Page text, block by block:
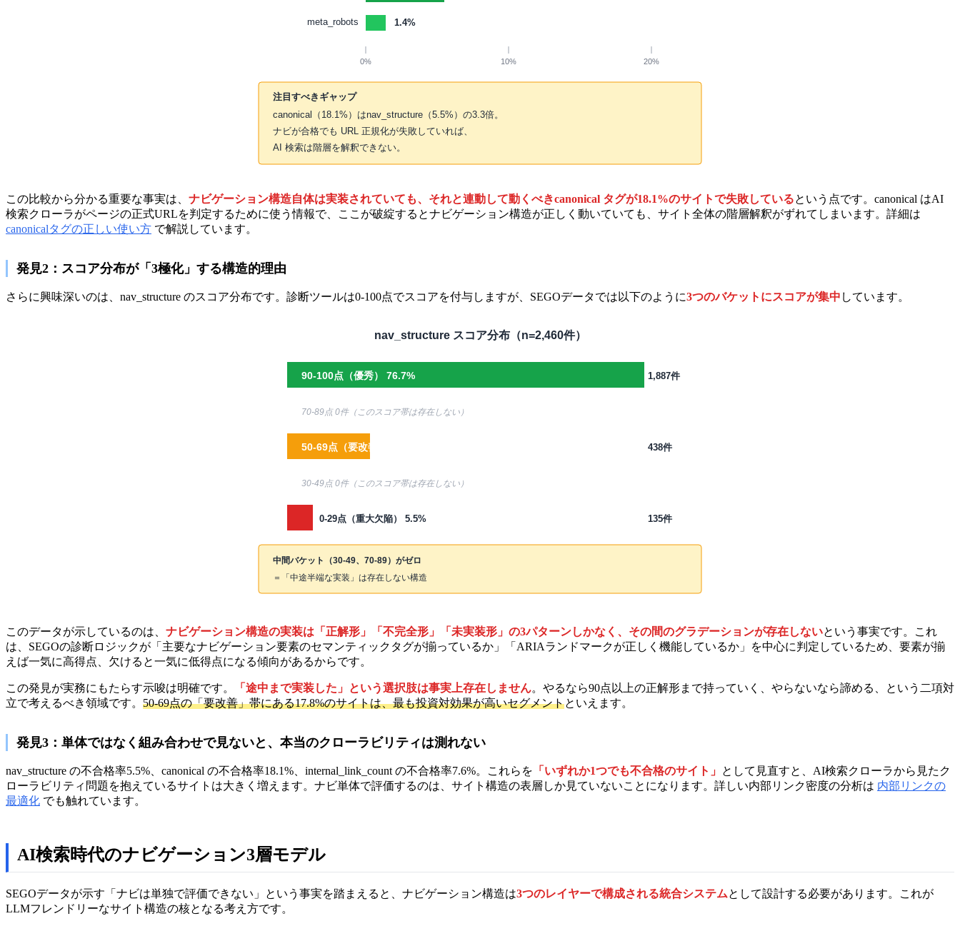
meta_robots 1.4%
0% 10% 20%
注目すべきギャップ
canonical（18.1%）はnav_structure（5.5%）の3.3倍。
ナビが合格でも URL 正規化が失敗していれば、
AI 検索は階層を解釈できない。
この比較から分かる重要な事実は、 ナビゲーション構造自体は実装されていても、それと連動して動くべきcanonical タグが18.1%のサイトで失敗しているという点です。canonical はAI
検索クローラがページの正式URLを判定するために使う情報で、ここが破綻するとナビゲーション構造が正しく動いていても、サイト全体の階層解釈がずれてしまいます。詳細は
canonicalタグの正しい使い方 で解説しています。
発見2：スコア分布が「3極化」する構造的理由
さらに興味深いのは、nav_structure のスコア分布です。診断ツールは0-100点でスコアを付与しますが、SEGOデータでは以下のように3つのバケットにスコアが集中 しています。
nav_structure スコア分布（n=2,460件）
90-100点（優秀） 76.7% 1,887件
70-89点 0件（このスコア帯は存在しない）
438件
30-49点 0件（このスコア帯は存在しない）
0-29点（重大欠陥） 5.5% 135件
中間バケット（30-49、70-89）がゼロ
＝「中途半端な実装」は存在しない構造
このデータが示しているのは、 ナビゲーション構造の実装は「正解形」「不完全形」「未実装形」の3パターンしかなく、その間のグラデーションが存在しないという事実です。これ
は、SEGOの診断ロジックが「主要なナビゲーション要素のセマンティックタグが揃っているか」「ARIAランドマークが正しく機能しているか」を中心に判定しているため、要素が揃
えば一気に高得点、欠けると一気に低得点になる傾向があるからです。
この発見が実務にもたらす示唆は明確です。 「途中まで実装した」という選択肢は事実上存在しません。やるなら90点以上の正解形まで持っていく、やらないなら諦める、という二項対
立で考えるべき領域です。 50-69点の「要改善」帯にある17.8%のサイトは、最も投資対効果が高いセグメントといえます。
発見3：単体ではなく組み合わせで見ないと、本当のクローラビリティは測れない
nav_structure の不合格率5.5%、canonical の不合格率18.1%、internal_link_count の不合格率7.6%。これらを 「いずれか1つでも不合格のサイト」 として見直すと、AI検索クローラから見たク
ローラビリティ問題を抱えているサイトは大きく増えます。ナビ単体で評価するのは、サイト構造の表層しか見ていないことになります。詳しい内部リンク密度の分析は 内部リンクの
最適化 でも触れています。
AI検索時代のナビゲーション3層モデル
SEGOデータが示す「ナビは単独で評価できない」という事実を踏まえると、ナビゲーション構造は3つのレイヤーで構成される統合システムとして設計する必要があります。これが
LLMフレンドリーなサイト構造の核となる考え方です。